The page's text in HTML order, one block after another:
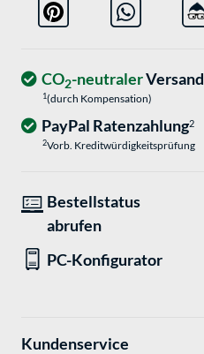
CO2-neutralerVersand
1(durch Kompensation)
PayPal Ratenzahlung2
2Vorb. Kreditwürdigkeitsprüfung
Bestellstatus
abrufen
PC-Konfigurator
Kundenservice